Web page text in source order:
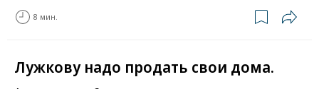
8 мин.
Лужкову надо продать свои дома.